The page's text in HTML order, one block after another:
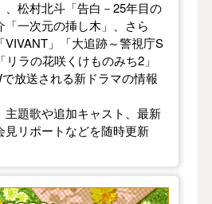
、松村北斗「告白－25年目の
一次元の挿し木」、さら
VIVANT」「大追跡～警視庁S
ラの花咲くけものみち2」
放送される新ドラマの情報
主題歌や追加キャスト、最新
見リポートなどを随時更新
ラマガイド